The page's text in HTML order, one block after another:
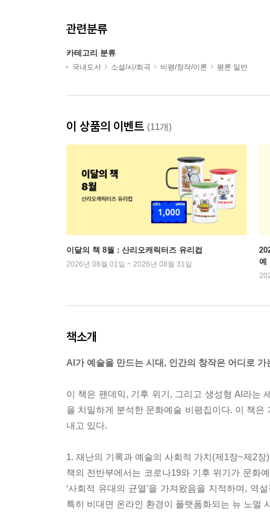
관련분류
카테고리 분류
국내도서 소설/시/희곡 비평/창작/이론 평론 일반
이 상품의 이벤트 (11개)
이달의 책 8월 : 산리오캐릭터즈 유리컵
2026년 08월 01일 ~ 2026년 08월 31일
예
책소개
AI가 예술을 만드는 시대, 인간의 창작은 어디로 가
이 책은 팬데믹, 기후 위기, 그리고 생성형 AI라는
을 치밀하게 분석한 문화예술 비평집이다. 이 책
내고 있다.
1. 재난의 기록과 예술의 사회적 가치(제1장~제2장)
책의 전반부에서는 코로나19와 기후 위기가 문화
‘사회적 유대의 균열’을 가져왔음을 지적하며, 역
특히 비대면 온라인 환경이 플랫폼화되는 뉴 노멀